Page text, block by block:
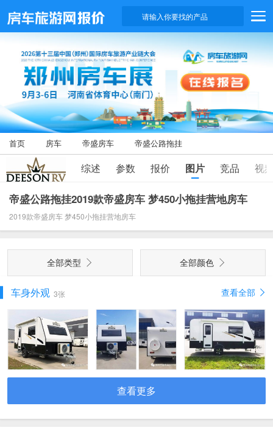
请输入你要找的产品
首页 房车 帝盛房车 帝盛公路拖挂
综述 参数 报价 图片 竞品 视
帝盛公路拖挂2019款帝盛房车 梦450小拖挂营地房车
2019款帝盛房车 梦450小拖挂营地房车
全部类型 全部颜色
车身外观 3张 查看全部
查看更多